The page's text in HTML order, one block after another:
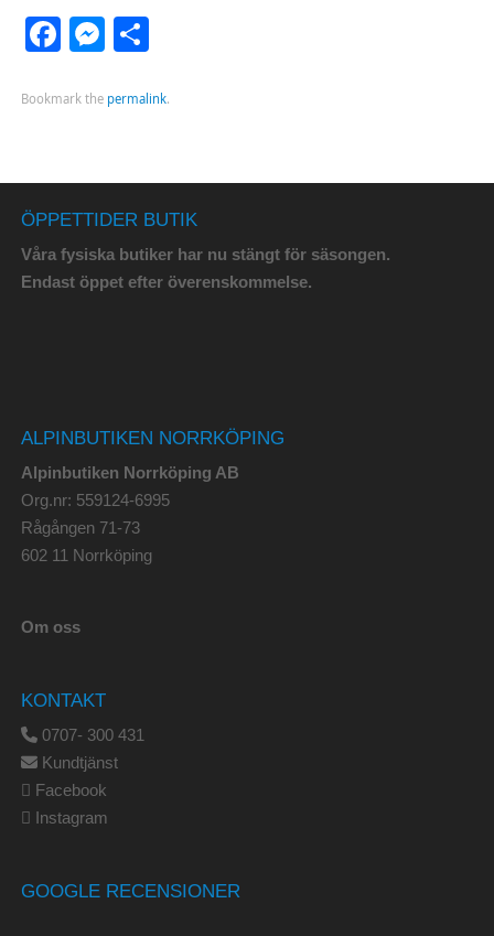
Facebook
Messenger
Dela
Bookmark the permalink.
ÖPPETTIDER BUTIK
Våra fysiska butiker har nu stängt för säsongen.
Endast öppet efter överenskommelse.
ALPINBUTIKEN NORRKÖPING
Alpinbutiken Norrköping AB
Org.nr: 559124-6995
Rågången 71-73
602 11 Norrköping
Om oss
KONTAKT
0707- 300 431
Kundtjänst
Facebook
Instagram
GOOGLE RECENSIONER